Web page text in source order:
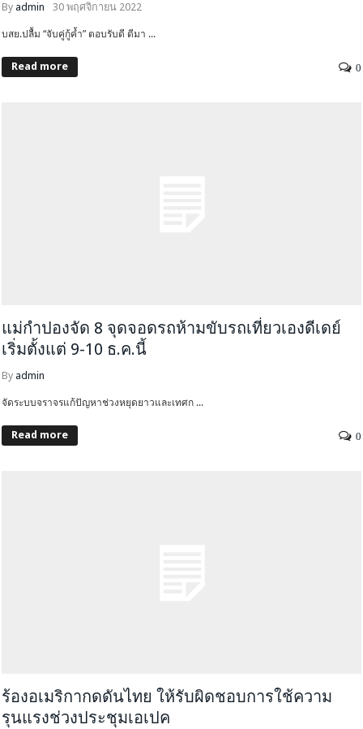
By admin 30 พฤศจิกายน 2022
บสย.ปลื้ม “จับคู่กู้ค้ำ” ตอบรับดี ดีมา ...
Read more 0
แม่กำปองจัด 8 จุดจอดรถห้ามขับรถเที่ยวเองดีเดย์
เริ่มตั้งแต่ 9-10 ธ.ค.นี้
By admin
จัดระบบจราจรแก้ปัญหาช่วงหยุดยาวและเทศก ...
Read more 0
ร้องอเมริกากดดันไทย ให้รับผิดชอบการใช้ความ
รุนแรงช่วงประชุมเอเปค